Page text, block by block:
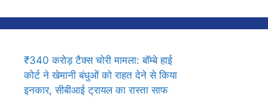
₹340 करोड़ टैक्स चोरी मामला: बॉम्बे हाई
कोर्ट ने खेमानी बंधुओं को राहत देने से किया
इनकार, सीबीआई ट्रायल का रास्ता साफ